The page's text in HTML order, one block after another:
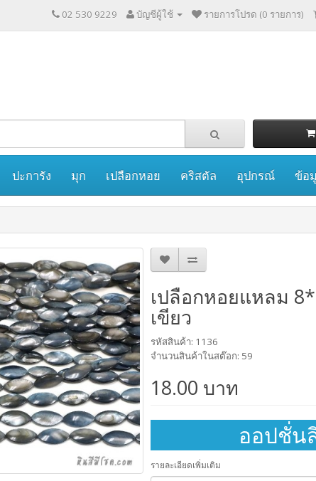
02 530 9229 บัญชีผู้ใช้ รายการโปรด (0 รายการ)
ปะการัง มุก เปลือกหอย คริสตัล อุปกรณ์ ข้อ
เปลือกหอยแหลม
เขียว
รหัสสินค้า: 1136
จำนวนสินค้าในสต๊อก: 59
18.00 บาท
ออปชั่น
รายละเอียดเพิ่มเติม